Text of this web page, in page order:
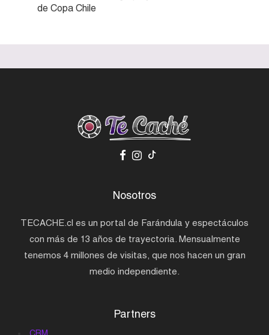
de Copa Chile
Nosotros
TECACHE.cl es un portal de Farándula y espectáculos
con más de 13 años de trayectoria. Mensualmente
tenemos 4 millones de visitas, que nos hacen un gran
medio independiente.
Partners